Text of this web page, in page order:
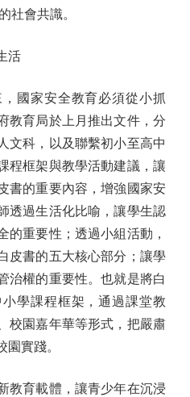
社會共識。
活
家安全教育必須從小抓
教育局於上月推出文件，分
文科，以及聯繫初小至高中
程框架與教學活動建議，讓
書的重要內容，增強國家安
透過生活化比喻，讓學生認
的重要性；透過小組活動，
皮書的五大核心部分；讓學
治權的重要性。也就是將白
學課程框架，通過課堂教
校園嘉年華等形式，把嚴肅
實踐。
育載體，讓青少年在沉浸